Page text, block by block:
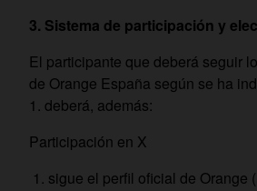
3. Sistema de participación y
El participante que deberá seguir
de Orange España según se ha
1. deberá, además:
Participación en X
1. sigue el perfil oficial de Orange